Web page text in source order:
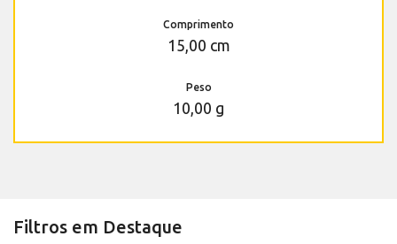
Comprimento
15,00 cm
Peso
10,00 g
Filtros em Destaque